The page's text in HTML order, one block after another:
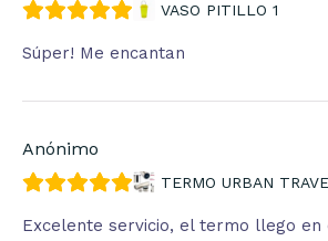
VASO PITILLO 1
Súper! Me encantan
Anónimo
TERMO URBAN
Excelente servicio, el termo llego en